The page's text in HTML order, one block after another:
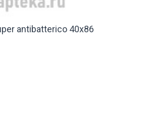
antibatterico 40x86